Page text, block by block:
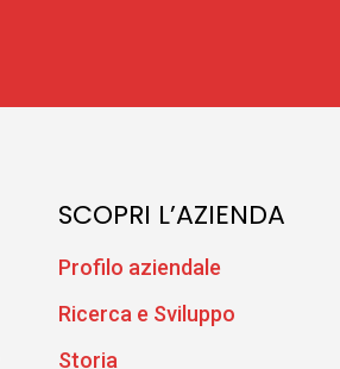
SCOPRI L’AZIENDA
Profilo aziendale
Ricerca e Sviluppo
Storia